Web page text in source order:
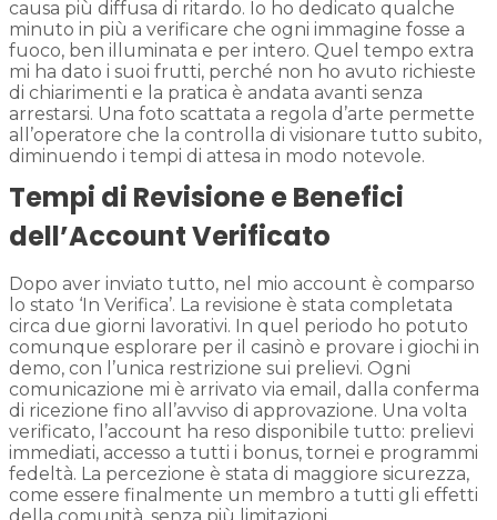
causa più diffusa di ritardo. Io ho dedicato qualche
minuto in più a verificare che ogni immagine fosse a
fuoco, ben illuminata e per intero. Quel tempo extra
mi ha dato i suoi frutti, perché non ho avuto richieste
di chiarimenti e la pratica è andata avanti senza
arrestarsi. Una foto scattata a regola d’arte permette
all’operatore che la controlla di visionare tutto subito,
diminuendo i tempi di attesa in modo notevole.
Tempi di Revisione e Benefici
dell’Account Verificato
Dopo aver inviato tutto, nel mio account è comparso
lo stato ‘In Verifica’. La revisione è stata completata
circa due giorni lavorativi. In quel periodo ho potuto
comunque esplorare per il casinò e provare i giochi in
demo, con l’unica restrizione sui prelievi. Ogni
comunicazione mi è arrivato via email, dalla conferma
di ricezione fino all’avviso di approvazione. Una volta
verificato, l’account ha reso disponibile tutto: prelievi
immediati, accesso a tutti i bonus, tornei e programmi
fedeltà. La percezione è stata di maggiore sicurezza,
come essere finalmente un membro a tutti gli effetti